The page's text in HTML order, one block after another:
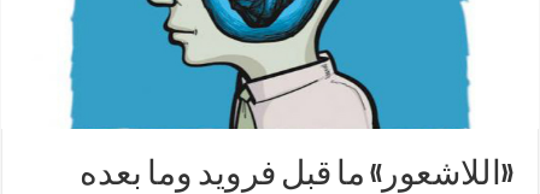
«اللاشعور» ما قبل فرويد وما بعده